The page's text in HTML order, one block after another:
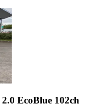
2.0 EcoBlue 102ch